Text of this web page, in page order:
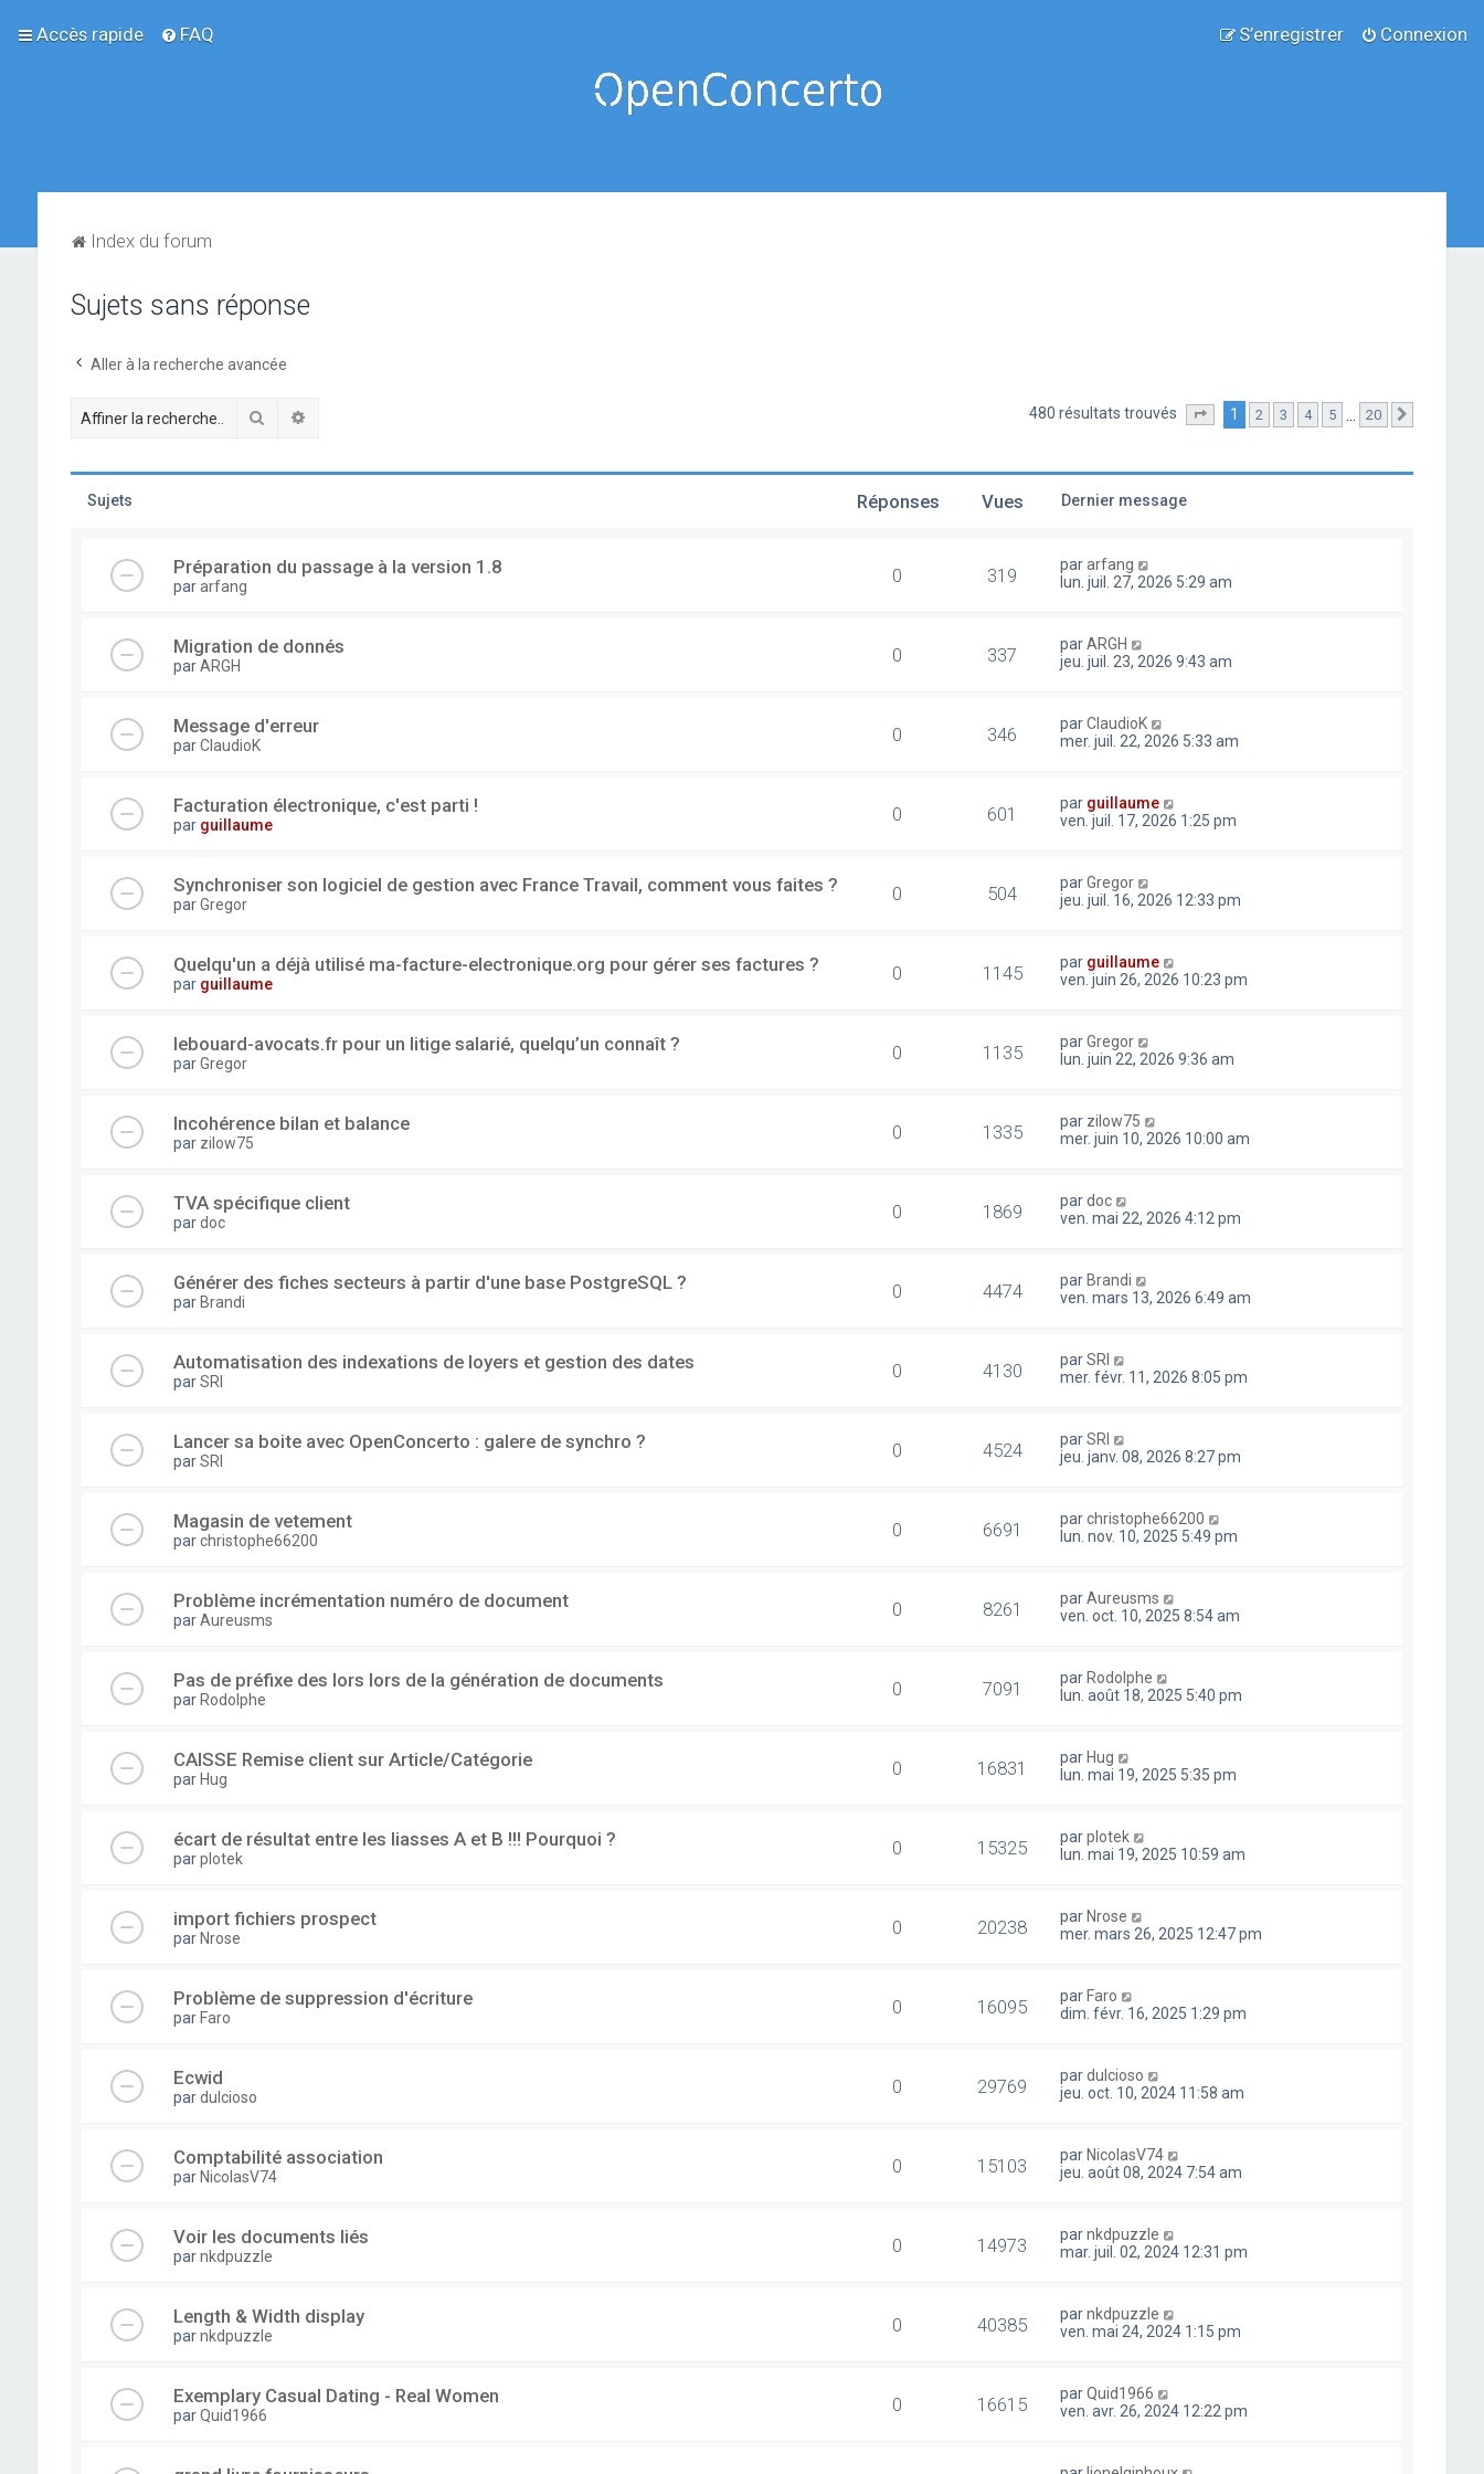
Accès rapide FAQ Connexion
S’enregistrer
Index du forum
Sujets sans réponse
Aller à la recherche avancée
Rechercher 480 résultats trouvés Page sur 20
1 2 3 4 5 20
Sujets Réponses Vues Dernier message
Préparation du passage à la version 1.8
pararfang 0 319 pararfang
lun. juil. 27, 2026 5:29 am
Migration de donnés
parARGH 0 337 parARGH
jeu. juil. 23, 2026 9:43 am
Message d'erreur
parClaudioK 0 346 parClaudioK
mer. juil. 22, 2026 5:33 am
Facturation électronique, c'est parti !
par guillaume 0 601 par guillaume
ven. juil. 17, 2026 1:25 pm
Synchroniser son logiciel de gestion avec France Travail, comment vous faites ?
parGregor 0 504 parGregor
jeu. juil. 16, 2026 12:33 pm
Quelqu'un a déjà utilisé ma-facture-electronique.org pour gérer ses factures ?
par guillaume 0 1145 par guillaume
ven. juin 26, 2026 10:23 pm
lebouard-avocats.fr pour un litige salarié, quelqu’un connaît ?
parGregor 0 1135 parGregor
lun. juin 22, 2026 9:36 am
Incohérence bilan et balance
par zilow75 0 1335 par zilow75
mer. juin 10, 2026 10:00 am
TVA spécifique client
pardoc 0 1869 pardoc
ven. mai 22, 2026 4:12 pm
Générer des fiches secteurs à partir d'une base PostgreSQL ?
par Brandi 0 4474 par Brandi
ven. mars 13, 2026 6:49 am
Automatisation des indexations de loyers et gestion des dates
parSRI 0 4130 parSRI
mer. févr. 11, 2026 8:05 pm
Lancer sa boite avec OpenConcerto : galere de synchro ?
parSRI 0 4524 parSRI
jeu. janv. 08, 2026 8:27 pm
Magasin de vetement
parchristophe66200 0 6691 parchristophe66200
lun. nov. 10, 2025 5:49 pm
Problème incrémentation numéro de document
parAureusms 0 8261 parAureusms
ven. oct. 10, 2025 8:54 am
Pas de préfixe des lors lors de la génération de documents
par Rodolphe 0 7091 par Rodolphe
lun. août 18, 2025 5:40 pm
CAISSE Remise client sur Article/Catégorie
par Hug 0 16831 par Hug
lun. mai 19, 2025 5:35 pm
écart de résultat entre les liasses A et B !!! Pourquoi ?
parplotek 0 15325 parplotek
lun. mai 19, 2025 10:59 am
import fichiers prospect
par Nrose 0 20238 par Nrose
mer. mars 26, 2025 12:47 pm
Problème de suppression d'écriture
par Faro 0 16095 par Faro
dim. févr. 16, 2025 1:29 pm
Ecwid
pardulcioso 0 29769 pardulcioso
jeu. oct. 10, 2024 11:58 am
Comptabilité association
par NicolasV74 0 15103 par NicolasV74
jeu. août 08, 2024 7:54 am
Voir les documents liés
parnkdpuzzle 0 14973 parnkdpuzzle
mar. juil. 02, 2024 12:31 pm
Length & Width display
parnkdpuzzle 0 40385 parnkdpuzzle
ven. mai 24, 2024 1:15 pm
Exemplary Сasual Dating - Real Women
parQuid1966 0 16615 parQuid1966
ven. avr. 26, 2024 12:22 pm